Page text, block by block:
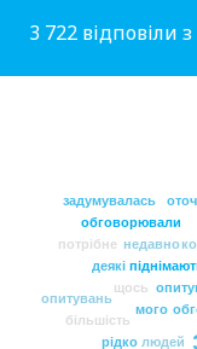
3 722 відповіли
людей
мого
щось
недавно
рідко
обговорювали
більшість
деякі
потрібне
задумувалась
опитувань